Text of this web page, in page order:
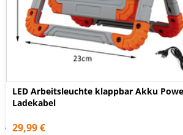
LED Arbeitsleuchte klappbar Akku
Ladekabel
29,99 €